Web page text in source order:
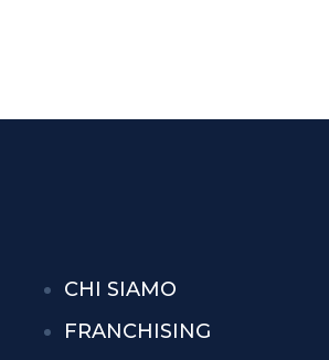
CHI SIAMO
FRANCHISING